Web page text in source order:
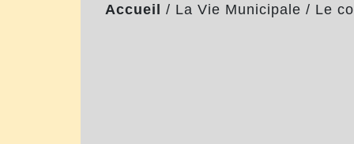
Accueil / La Vie Municipale / Le